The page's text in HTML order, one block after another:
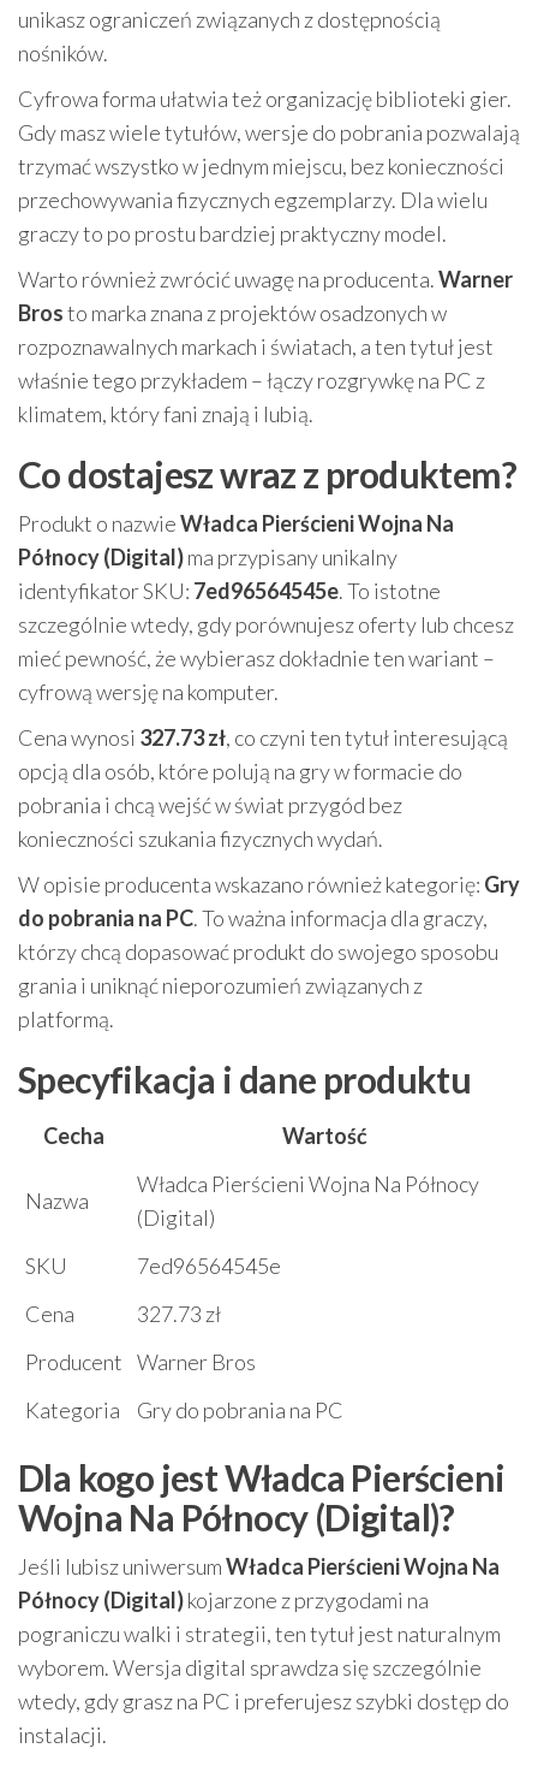
unikasz ograniczeń związanych z dostępnością
nośników.
Cyfrowa forma ułatwia też organizację biblioteki gier.
Gdy masz wiele tytułów, wersje do pobrania pozwalają
trzymać wszystko w jednym miejscu, bez konieczności
przechowywania fizycznych egzemplarzy. Dla wielu
graczy to po prostu bardziej praktyczny model.
Warto również zwrócić uwagę na producenta.Warner
Brosto marka znana z projektów osadzonych w
rozpoznawalnych markach i światach, a ten tytuł jest
właśnie tego przykładem – łączy rozgrywkę na PC z
klimatem, który fani znają i lubią.
Co dostajesz wraz z produktem?
Produkt o nazwieWładca Pierścieni Wojna Na
Północy (Digital)ma przypisany unikalny
identyfikator SKU: 7ed96564545e. To istotne
szczególnie wtedy, gdy porównujesz oferty lub chcesz
mieć pewność, że wybierasz dokładnie ten wariant –
cyfrową wersję na komputer.
Cena wynosi 327.73 zł, co czyni ten tytuł interesującą
opcją dla osób, które polują na gry w formacie do
pobrania i chcą wejść w świat przygód bez
konieczności szukania fizycznych wydań.
W opisie producenta wskazano również kategorię: Gry
do pobrania na PC. To ważna informacja dla graczy,
którzy chcą dopasować produkt do swojego sposobu
grania i uniknąć nieporozumień związanych z
platformą.
Specyfikacja i dane produktu
Cecha Wartość
Nazwa
Władca Pierścieni Wojna Na Północy
(Digital)
SKU
7ed96564545e
Cena
327.73 zł
Producent Warner Bros
Kategoria
Gry do pobrania na PC
Dla kogo jest Władca Pierścieni
Wojna Na Północy (Digital)?
Jeśli lubisz uniwersumWładca Pierścieni Wojna Na
Północy (Digital)kojarzone z przygodami na
pograniczu walki i strategii, ten tytuł jest naturalnym
wyborem. Wersja digital sprawdza się szczególnie
wtedy, gdy grasz na PC i preferujesz szybki dostęp do
instalacji.